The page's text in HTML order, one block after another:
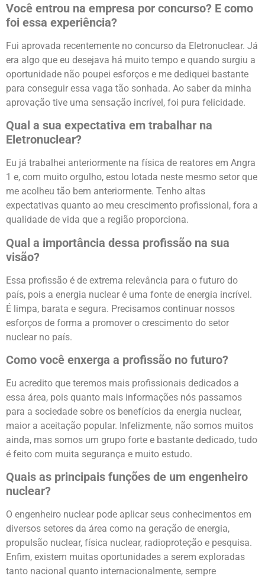
Você entrou na empresa por concurso? E como
foi essa experiência?
Fui aprovada recentemente no concurso da Eletronuclear. Já
era algo que eu desejava há muito tempo e quando surgiu a
oportunidade não poupei esforços e me dediquei bastante
para conseguir essa vaga tão sonhada. Ao saber da minha
aprovação tive uma sensação incrível, foi pura felicidade.
Qual a sua expectativa em trabalhar na
Eletronuclear?
Eu já trabalhei anteriormente na física de reatores em Angra
1 e, com muito orgulho, estou lotada neste mesmo setor que
me acolheu tão bem anteriormente. Tenho altas
expectativas quanto ao meu crescimento profissional, fora a
qualidade de vida que a região proporciona.
Qual a importância dessa profissão na sua
visão?
Essa profissão é de extrema relevância para o futuro do
país, pois a energia nuclear é uma fonte de energia incrível.
É limpa, barata e segura. Precisamos continuar nossos
esforços de forma a promover o crescimento do setor
nuclear no país.
Como você enxerga a profissão no futuro?
Eu acredito que teremos mais profissionais dedicados a
essa área, pois quanto mais informações nós passamos
para a sociedade sobre os benefícios da energia nuclear,
maior a aceitação popular. Infelizmente, não somos muitos
ainda, mas somos um grupo forte e bastante dedicado, tudo
é feito com muita segurança e muito estudo.
Quais as principais funções de um engenheiro
nuclear?
O engenheiro nuclear pode aplicar seus conhecimentos em
diversos setores da área como na geração de energia,
propulsão nuclear, física nuclear, radioproteção e pesquisa.
Enfim, existem muitas oportunidades a serem exploradas
tanto nacional quanto internacionalmente, sempre